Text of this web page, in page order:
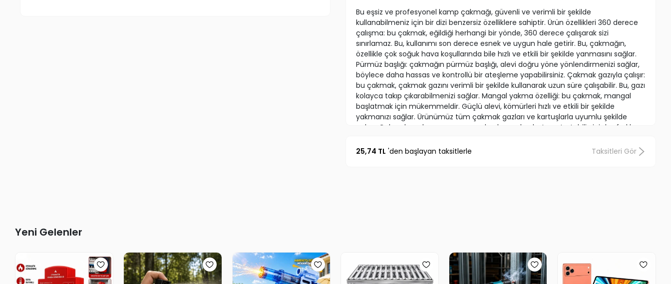
Bu eşsiz ve profesyonel kamp çakmağı, güvenli ve verimli bir şekilde
kullanabilmeniz için bir dizi benzersiz özelliklere sahiptir. Ürün özellikleri 360 derece
çalışma: bu çakmak, eğildiği herhangi bir yönde, 360 derece çalışarak sizi
sınırlamaz. Bu, kullanımı son derece esnek ve uygun hale getirir. Bu, çakmağın,
özellikle çok soğuk hava koşullarında bile hızlı ve etkili bir şekilde yanmasını sağlar.
Pürmüz başlığı: çakmağın pürmüz başlığı, alevi doğru yöne yönlendirmenizi sağlar,
böylece daha hassas ve kontrollü bir ateşleme yapabilirsiniz. Çakmak gazıyla çalışır:
bu çakmak, çakmak gazını verimli bir şekilde kullanarak uzun süre çalışabilir. Bu, gazı
kolayca takıp çıkarabilmenizi sağlar. Mangal yakma özelliği: bu çakmak, mangal
başlatmak için mükemmeldir. Güçlü alevi, kömürleri hızlı ve etkili bir şekilde
yakmanızı sağlar. Ürünümüz tüm çakmak gazları ve kartuşlarla uyumlu şekilde
çalışır. Çakmak gazlarının ucunu yarıdan keserek rahatça oturtabilirsiniz.bu farklı
mükemmel bir araçtır. Kullanımı kolay ve çok yönlü olan bu ürün, size zaman ve
enerji tasarrufu sağlarken, aynı zamanda yüksek kalitesini ve dayanıklılığını garanti
25,74 TL 'den başlayan taksitlerle Taksitleri Gör
Yeni Gelenler